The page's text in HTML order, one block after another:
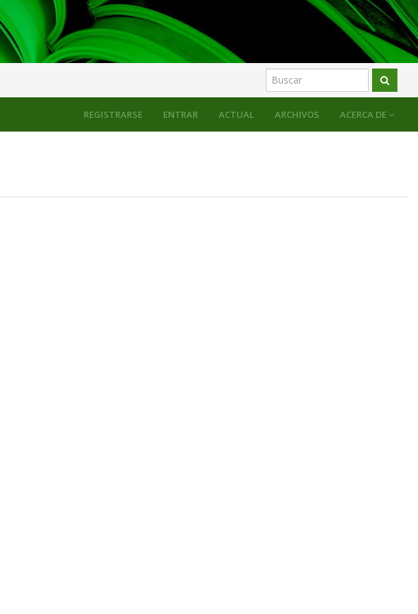
ACTUAL ARCHIVOS ACERCA DE
REGISTRARSE ENTRAR